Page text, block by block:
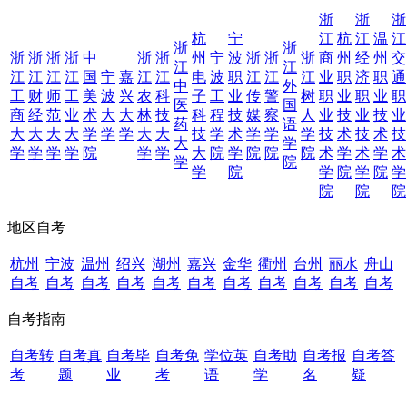
浙
江
工
商
大
学
浙
江
财
经
大
学
浙
江
师
范
大
学
浙
江
工
业
大
学
中
国
美
术
学
院
宁
波
大
学
嘉
兴
大
学
浙
江
农
林
大
学
浙
江
科
技
大
学
浙
江
中
医
药
大
学
杭
州
电
子
科
技
大
学
宁
波
工
程
学
院
宁
波
职
业
技
术
学
院
浙
江
传
媒
学
院
浙
江
警
察
学
院
浙
江
外
国
语
学
院
浙
江
树
人
学
院
浙
江
商
业
职
业
技
术
学
院
杭
州
职
业
技
术
学
院
浙
江
经
济
职
业
技
术
学
院
温
州
职
业
技
术
学
院
浙
江
交
通
职
业
技
术
学
院
地区自考
杭州
自考
宁波
自考
温州
自考
绍兴
自考
湖州
自考
嘉兴
自考
金华
自考
衢州
自考
台州
自考
丽水
自考
舟山
自考
自考指南
自考转
考
自考真
题
自考毕
业
自考免
考
学位英
语
自考助
学
自考报
名
自考答
疑